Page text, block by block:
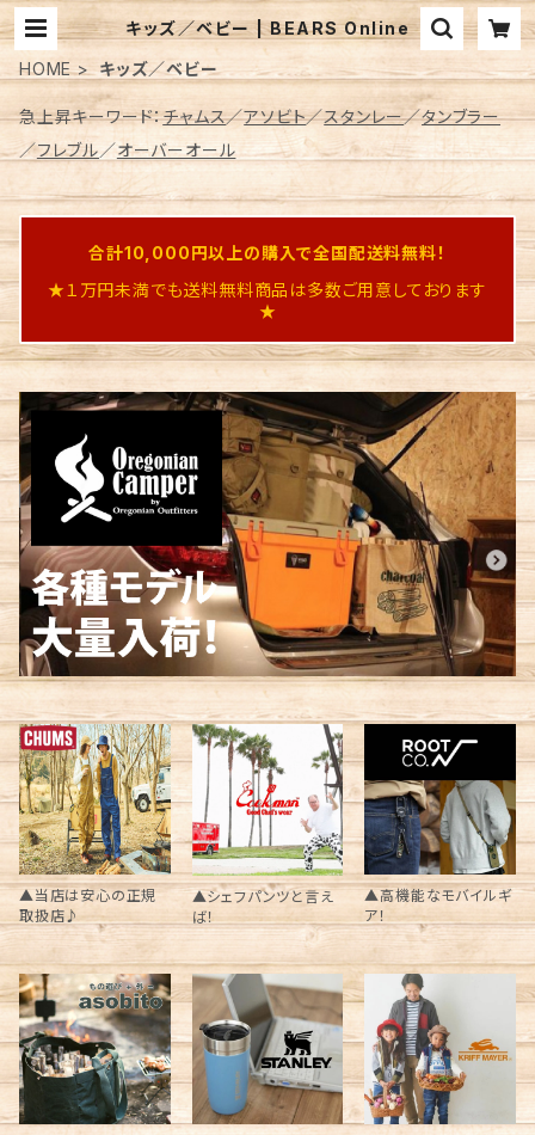
キッズ／ベビー | BEARS Online
HOME
キッズ／ベビー
急上昇キーワード：チャムス／アソビト／スタンレー／タンブラー
／フレブル／オーバーオール
合計10,000円以上の購入で全国配送料無料！
★１万円未満でも送料無料商品は多数ご用意しております
★
▲当店は安心の正規
取扱店♪
▲シェフパンツと言え
ば！
▲高機能なモバイルギ
ア！